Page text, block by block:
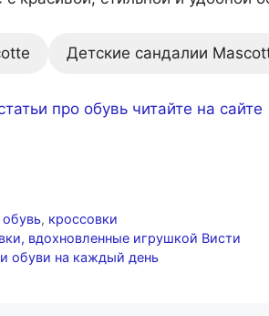
Детские сандалии
про обувь читайте на сайте
, кроссовки
вдохновленные игрушкой Висти
обуви на каждый день